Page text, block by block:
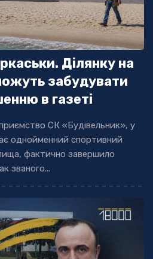
Ділянку на
забудувати
в газеті
СК «Будівельник», у
однойменний спортивний
фактично завершило
званого...